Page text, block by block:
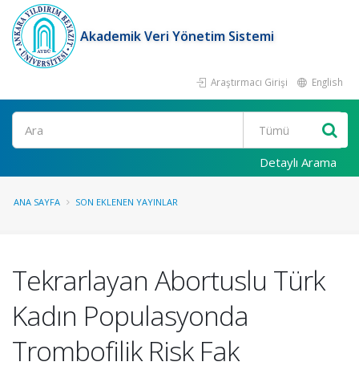
Akademik Veri Yönetim Sistemi
Araştırmacı Girişi English
Ara
Detaylı Arama
ANA SAYFA SON EKLENEN YAYINLAR
Tekrarlayan Abortuslu Türk
Kadın Populasyonda
Trombofilik Risk Fak